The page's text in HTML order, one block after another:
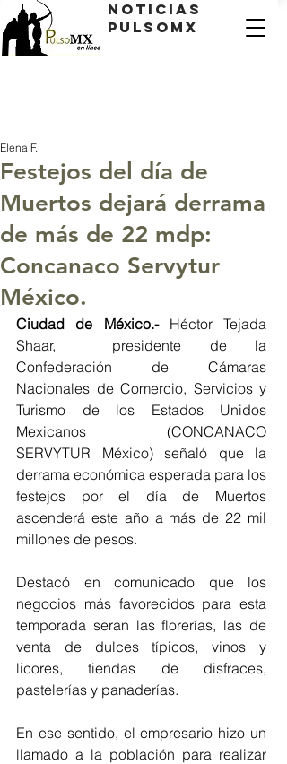
Noticias
PulsoMX
Festejos del día de
Muertos dejará derrama
de más de 22 mdp:
Concanaco Servytur
México.
Elena F.
Ciudad de México.- Héctor Tejada
Shaar,  presidente de la
Confederación de Cámaras
Nacionales de Comercio, Servicios y
Turismo de los Estados Unidos
Mexicanos (CONCANACO
SERVYTUR México) señaló que la
derrama económica esperada para los
festejos por el día de Muertos
ascenderá este año a más de 22 mil
millones de pesos.
Destacó en comunicado que los
negocios más favorecidos para esta
temporada seran las florerías, las de
venta de dulces típicos, vinos y
licores, tiendas de disfraces,
pastelerías y panaderías.
En ese sentido, el empresario hizo un
llamado a la población para realizar